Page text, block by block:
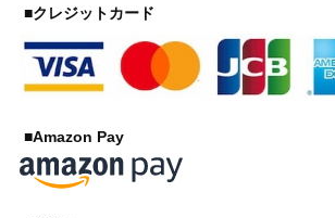
■クレジットカード
■Amazon Pay